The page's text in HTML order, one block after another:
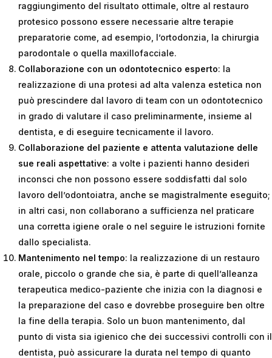
raggiungimento del risultato ottimale, oltre al restauro
protesico possono essere necessarie altre terapie
preparatorie come, ad esempio, l’ortodonzia, la chirurgia
parodontale o quella maxillofacciale.
Collaborazione con un odontotecnico esperto: la
realizzazione di una protesi ad alta valenza estetica non
può prescindere dal lavoro di team con un odontotecnico
in grado di valutare il caso preliminarmente, insieme al
dentista, e di eseguire tecnicamente il lavoro.
Collaborazione del paziente e attenta valutazione delle
sue reali aspettative: a volte i pazienti hanno desideri
inconsci che non possono essere soddisfatti dal solo
lavoro dell’odontoiatra, anche se magistralmente eseguito;
in altri casi, non collaborano a sufficienza nel praticare
una corretta igiene orale o nel seguire le istruzioni fornite
dallo specialista.
Mantenimento nel tempo: la realizzazione di un restauro
orale, piccolo o grande che sia, è parte di quell’alleanza
terapeutica medico-paziente che inizia con la diagnosi e
la preparazione del caso e dovrebbe proseguire ben oltre
la fine della terapia. Solo un buon mantenimento, dal
punto di vista sia igienico che dei successivi controlli con il
dentista, può assicurare la durata nel tempo di quanto